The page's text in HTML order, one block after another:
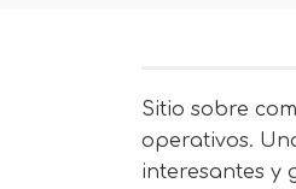
Sitio sobre
operativos.
interesantes y